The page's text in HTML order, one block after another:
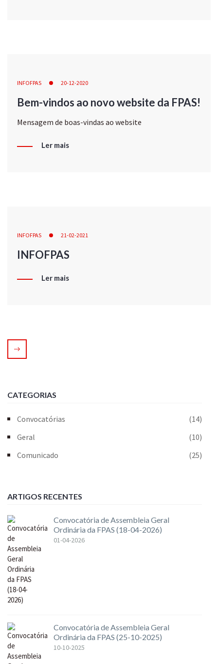
INFOFPAS 20-12-2020
Bem-vindos ao novo website da FPAS!
Mensagem de boas-vindas ao website
Ler mais
INFOFPAS 21-02-2021
INFOFPAS
Ler mais
CATEGORIAS
Convocatórias
(14)
Geral
(10)
Comunicado
(25)
ARTIGOS RECENTES
Convocatória de Assembleia Geral
Ordinária da FPAS (18-04-2026)
01-04-2026
Convocatória de Assembleia Geral
Ordinária da FPAS (25-10-2025)
10-10-2025